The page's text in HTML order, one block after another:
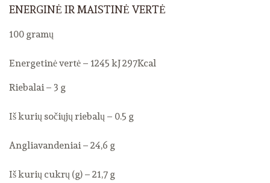
ENERGINĖ IR MAISTINĖ VERTĖ
100 gramų
Energetinė vertė – 1245 kJ 297Kcal
Riebalai – 3 g
Iš kurių sočiųjų riebalų – 0.5 g
Angliavandeniai – 24,6 g
Iš kurių cukrų (g) – 21,7 g